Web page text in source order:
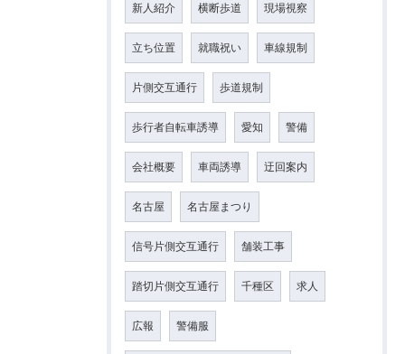
新人紹介 横断歩道 現場視察
立ち位置 就職祝い 車線規制
片側交互通行 歩道規制
歩行者自転車誘導 愛知 警備
会社概要 車両誘導 迂回案内
名古屋 名古屋まつり
信号片側交互通行 舗装工事
踏切片側交互通行 千種区 求人
広報 警備服